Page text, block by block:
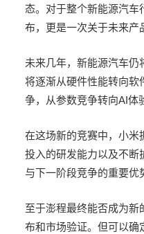
态。对于整个新能源汽车
布，更是一次关于未来产
未来几年，新能源汽车
将逐渐从硬件性能转向软
争，从参数竞争转向AI体
在这场新的竞赛中，小米
投入的研发能力以及不断
与下一阶段竞争的重要优
至于澎程最终能否成为
布和市场验证。但可以确